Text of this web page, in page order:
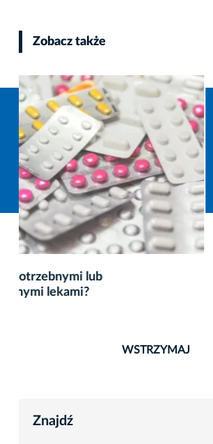
Zobacz także
„Jeszcze chwila zabawy” –
wakacji dla dzieci
WSTRZYMAJ
Znajdź